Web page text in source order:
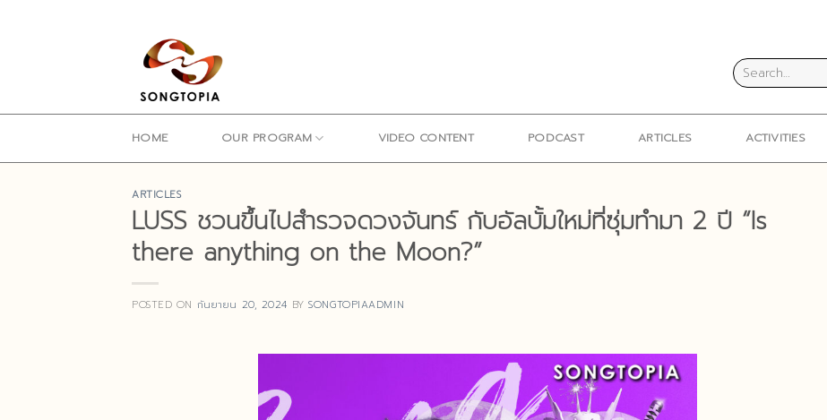
HOME OUR PROGRAM VIDEO CONTENT PODCAST ARTICLES ACTIVITIES
ARTICLES
LUSS ชวนขึ้นไปสำรวจดวงจันทร์ กับอัลบั้มใหม่ที่ซุ่มทำมา 2 ปี “Is
there anything on the Moon?”
POSTED ON กันยายน 20, 2024 BYSONGTOPIAADMIN